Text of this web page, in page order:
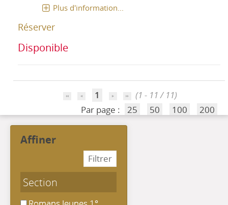
Plus d'information...
Réserver
Disponible
1
(1 - 11 / 11)
Par page :
25 50 100 200
affiner
Section